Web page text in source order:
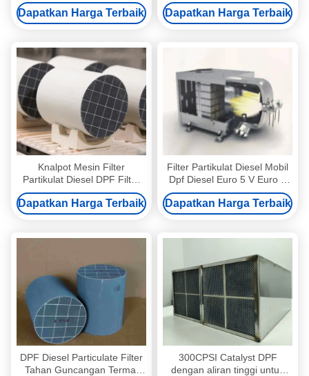
Dapatkan Harga Terbaik Dapatkan Harga Terbaik
Knalpot Mesin Filter
Partikulat Diesel DPF Filter
Euro 6 Euro 5 Dpf
Dapatkan Harga Terbaik
Filter Partikulat Diesel Mobil
Dpf Diesel Euro 5 V Euro 6
Filter Knalpot Dpf
Dapatkan Harga Terbaik
DPF Diesel Particulate Filter
Tahan Guncangan Termal
300CPSI Catalyst DPF
dengan aliran tinggi untuk